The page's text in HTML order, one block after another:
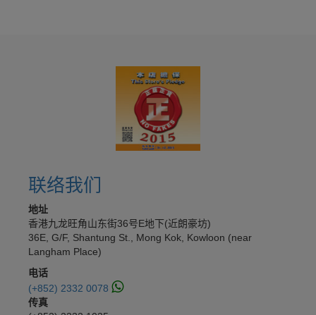
联络我们
地址
香港九龙旺角山东街36号E地下(近朗豪坊)
36E, G/F, Shantung St., Mong Kok, Kowloon (near
Langham Place)
电话
(+852) 2332 0078
传真